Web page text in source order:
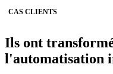
CAS CLIENTS
Ils ont
l'automatisation